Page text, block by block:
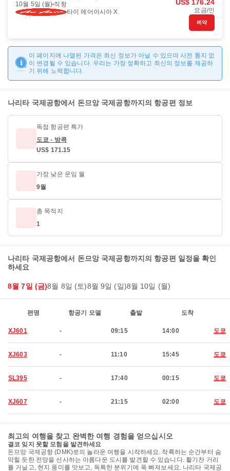
10월 5일 (월) 직항
타이 에어아시아 X
US$ 176.24
요금/인
예약
이 페이지에 나열된 가격은 최신 정보가 아닐 수 있으며 사전 통지 없
이 변경될 수 있습니다. 우리는 가장 정확하고 최신의 정보를 제공하
기 위해 노력합니다.
나리타 국제공항에서 돈므앙 국제공항까지의 항공편 정보
독점 항공편 특가
도쿄 - 방콕
US$ 171.15
가장 낮은 운임 월
9월
총 목적지
1
나리타 국제공항에서 돈므앙 국제공항까지의 항공편 일정을 확인
하세요
8월 7일 (금)8월 8일 (토)8월 9일 (일)8월 10일 (월)
편명 항공기 모델 출발 도착
XJ601 - 09:15 14:00 도쿄
XJ603 - 11:10 15:45 도쿄
SL395 - 17:40 00:15 도쿄
XJ607 - 21:15 02:00 도쿄
최고의 여행을 찾고 완벽한 여행 경험을 얻으십시오
결코 잊지 못할 모험을 발견하세요
돈므앙 국제공항 (DMK)로의 놀라운 여행을 시작하세요. 착륙하는 순간부터 숨
막힐 듯한 전망을 선사하는 아름다운 도시를 발견할 수 있습니다. 활기찬 거리
를 거닐고, 현지 풍미를 맛보고, 독특한 분위기에 푹 빠져보세요. 나리타 국제공